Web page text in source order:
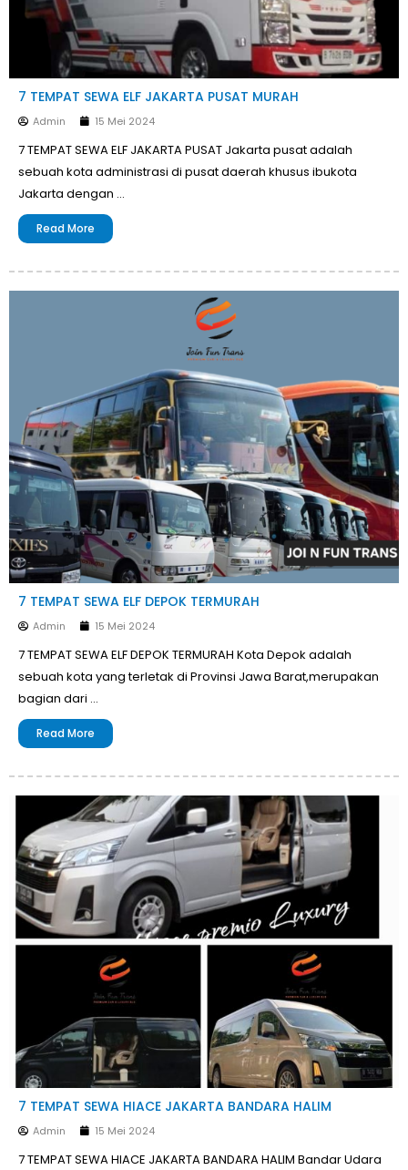
7 TEMPAT SEWA ELF JAKARTA PUSAT MURAH
Admin 15 Mei 2024
7 TEMPAT SEWA ELF JAKARTA PUSAT Jakarta pusat adalah
sebuah kota administrasi di pusat daerah khusus ibukota
Jakarta dengan …
Read More
7 TEMPAT SEWA ELF DEPOK TERMURAH
Admin 15 Mei 2024
7 TEMPAT SEWA ELF DEPOK TERMURAH Kota Depok adalah
sebuah kota yang terletak di Provinsi Jawa Barat,merupakan
bagian dari …
Read More
7 TEMPAT SEWA HIACE JAKARTA BANDARA HALIM
Admin 15 Mei 2024
7 TEMPAT SEWA HIACE JAKARTA BANDARA HALIM Bandar Udara